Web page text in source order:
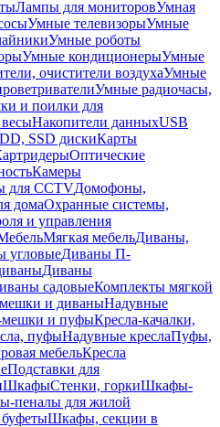
Лампы для мониторовУмная
Умные телевизорыУмные
Умные роботы
Умные кондиционерыУмные
очистители воздухаУмные
Умные радиочасы,
и поилки для
Накопители данныхUSB
SSD дискиКарты
Оптические
Камеры
для CCTVДомофоны,
домаОхранные системы,
и управления
Мягкая мебельДиваны,
угловыеДиваны П-
Диваны
садовыеКомплекты мягкой
мешки и диваныНадувные
мешки и пуфыКресла-качалки,
пуфыНадувные креслаПуфы,
мебельКресла
Подставки для
ШкафыСтенки, горкиШкафы-
пеналы для жилой
Шкафы, секции в